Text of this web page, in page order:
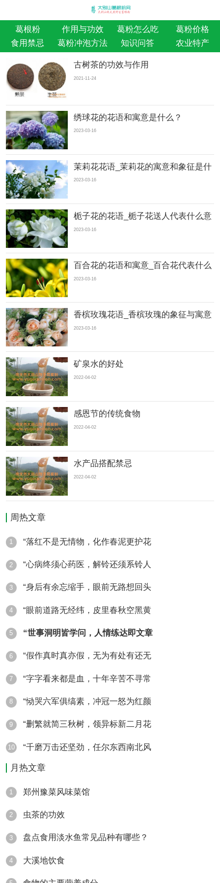
葛根粉 作用与功效 葛粉怎么吃
葛粉价格
食用禁忌
葛粉冲泡方法 知识问答 农业特产
古树茶的功效与作用
2021-11-24
绣球花的花语和寓意是什么？
2023-03-16
茉莉花花语_茉莉花的寓意和象征是什
2023-03-16
栀子花的花语_栀子花送人代表什么意
2023-03-16
百合花的花语和寓意_百合花代表什么
2023-03-16
香槟玫瑰花语_香槟玫瑰的象征与寓意
2023-03-16
矿泉水的好处
2022-04-02
感恩节的传统食物
2022-04-02
水产品搭配禁忌
2022-04-02
周热文章
1 “落红不是无情物，化作春泥更护花
2 “心病终须心药医，解铃还须系铃人
3 “身后有余忘缩手，眼前无路想回头
4 “眼前道路无经纬，皮里春秋空黑黄
5 “世事洞明皆学问，人情练达即文章
6 “假作真时真亦假，无为有处有还无
7 “字字看来都是血，十年辛苦不寻常
8 “恸哭六军俱缟素，冲冠一怒为红颜
9 “删繁就简三秋树，领异标新二月花
10 “千磨万击还坚劲，任尔东西南北风
月热文章
1 郑州豫菜风味菜馆
2 虫茶的功效
3 盘点食用淡水鱼常见品种有哪些？
4 大溪地饮食